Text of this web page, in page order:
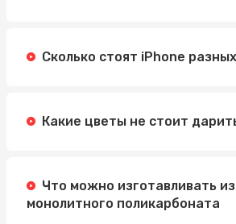
Сколько стоят iPhone
Какие цветы не стоит
Что можно изготавливать
монолитного поликарбоната